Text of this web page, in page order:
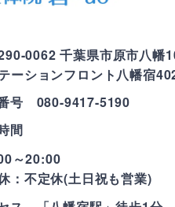
0062 千葉県市原市八幡
ーションフロント八幡宿
号 080-9417-5190
間
～20:00
：不定休(土日祝も営業)